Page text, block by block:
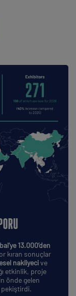
13.000’den
kıran sonuçlar
nakliyecive
etkinlik, proje
önde gelen